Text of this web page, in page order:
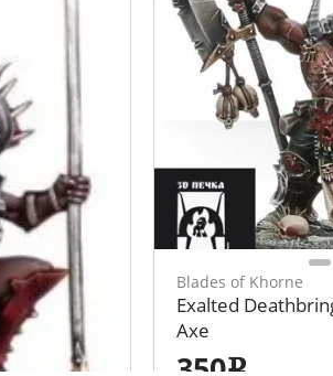
Blades of Khorne
Exalted
Axe
350e